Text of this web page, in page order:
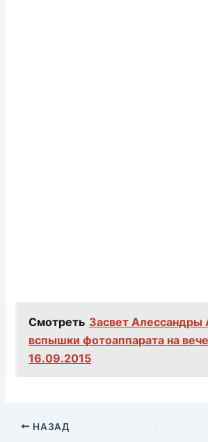
Смотреть Засвет Алессандры
вспышки фотоаппарата на
16.09.2015
НАЗАД